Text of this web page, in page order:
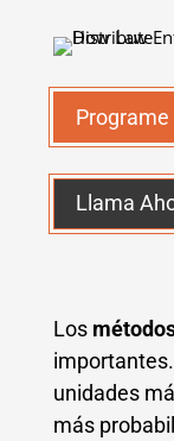
Programe
Llama
Los
unidades
más